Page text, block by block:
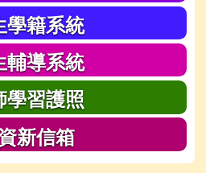
學籍系統
輔導系統
學習護照
新信箱